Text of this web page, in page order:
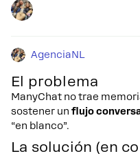
AgenciaNL
El problema
ManyChat no trae
sostener un flujo
“en blanco”.
La solución (en